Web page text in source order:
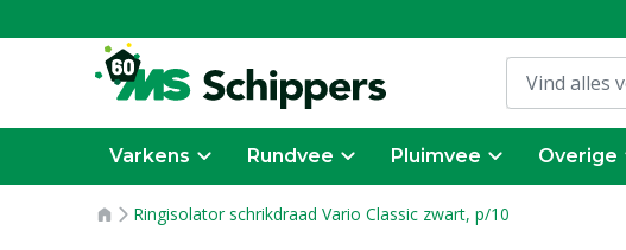
Varkens Rundvee Pluimvee Overige
Ringisolator schrikdraad Vario Classic zwart, p/10